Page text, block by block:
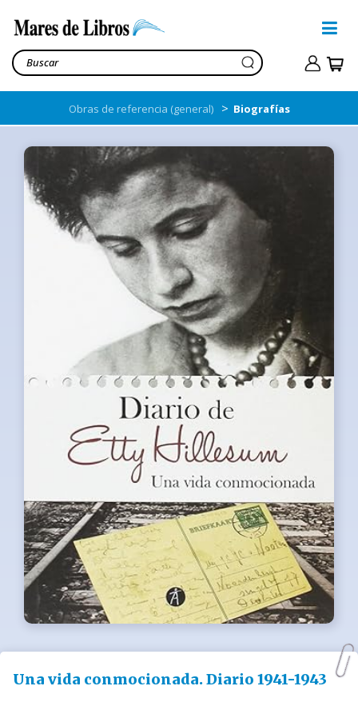
Obras de referencia (general) > Biografías
Una vida conmocionada. Diario 1941-1943